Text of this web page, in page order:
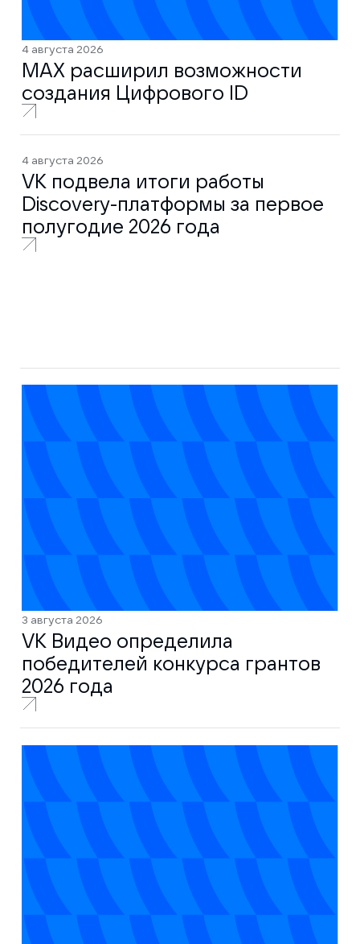
4 августа 2026
MAX расширил возможности
создания Цифрового ID
4 августа 2026
VK подвела итоги работы
Discovery-платформы за первое
полугодие 2026 года
3 августа 2026
VK Видео определила
победителей конкурса грантов
2026 года